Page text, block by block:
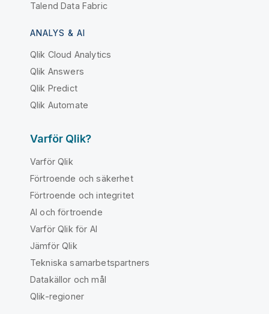
Talend Data Fabric
ANALYS & AI
Qlik Cloud Analytics
Qlik Answers
Qlik Predict
Qlik Automate
Varför Qlik?
Varför Qlik
Förtroende och säkerhet
Förtroende och integritet
AI och förtroende
Varför Qlik för AI
Jämför Qlik
Tekniska samarbetspartners
Datakällor och mål
Qlik-regioner